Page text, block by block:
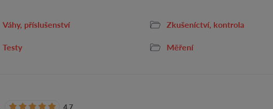
Váhy, příslušenství Zkušeníctví, kontrola
Testy Měření
4.7